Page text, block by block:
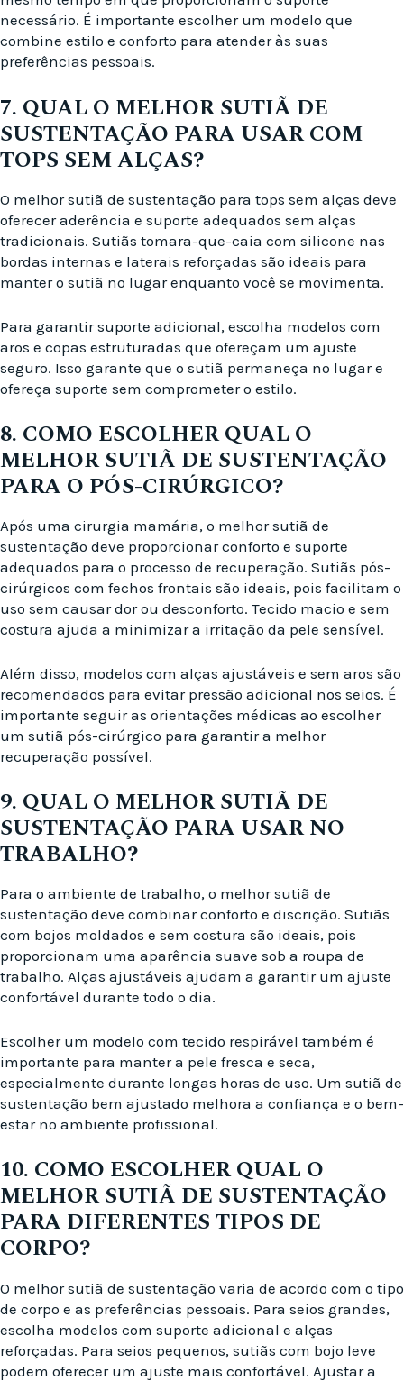
necessário. É importante escolher um modelo que
combine estilo e conforto para atender às suas
preferências pessoais.
7. QUAL O MELHOR SUTIÃ DE
SUSTENTAÇÃO PARA USAR COM
TOPS SEM ALÇAS?
O melhor sutiã de sustentação para tops sem alças deve
oferecer aderência e suporte adequados sem alças
tradicionais. Sutiãs tomara-que-caia com silicone nas
bordas internas e laterais reforçadas são ideais para
manter o sutiã no lugar enquanto você se movimenta.
Para garantir suporte adicional, escolha modelos com
aros e copas estruturadas que ofereçam um ajuste
seguro. Isso garante que o sutiã permaneça no lugar e
ofereça suporte sem comprometer o estilo.
8. COMO ESCOLHER QUAL O
MELHOR SUTIÃ DE SUSTENTAÇÃO
PARA O PÓS-CIRÚRGICO?
Após uma cirurgia mamária, o melhor sutiã de
sustentação deve proporcionar conforto e suporte
adequados para o processo de recuperação. Sutiãs pós-
cirúrgicos com fechos frontais são ideais, pois facilitam o
uso sem causar dor ou desconforto. Tecido macio e sem
costura ajuda a minimizar a irritação da pele sensível.
Além disso, modelos com alças ajustáveis e sem aros são
recomendados para evitar pressão adicional nos seios. É
importante seguir as orientações médicas ao escolher
um sutiã pós-cirúrgico para garantir a melhor
recuperação possível.
9. QUAL O MELHOR SUTIÃ DE
SUSTENTAÇÃO PARA USAR NO
TRABALHO?
Para o ambiente de trabalho, o melhor sutiã de
sustentação deve combinar conforto e discrição. Sutiãs
com bojos moldados e sem costura são ideais, pois
proporcionam uma aparência suave sob a roupa de
trabalho. Alças ajustáveis ajudam a garantir um ajuste
confortável durante todo o dia.
Escolher um modelo com tecido respirável também é
importante para manter a pele fresca e seca,
especialmente durante longas horas de uso. Um sutiã de
sustentação bem ajustado melhora a confiança e o bem-
estar no ambiente profissional.
10. COMO ESCOLHER QUAL O
MELHOR SUTIÃ DE SUSTENTAÇÃO
PARA DIFERENTES TIPOS DE
CORPO?
O melhor sutiã de sustentação varia de acordo com o tipo
de corpo e as preferências pessoais. Para seios grandes,
escolha modelos com suporte adicional e alças
reforçadas. Para seios pequenos, sutiãs com bojo leve
podem oferecer um ajuste mais confortável. Ajustar a